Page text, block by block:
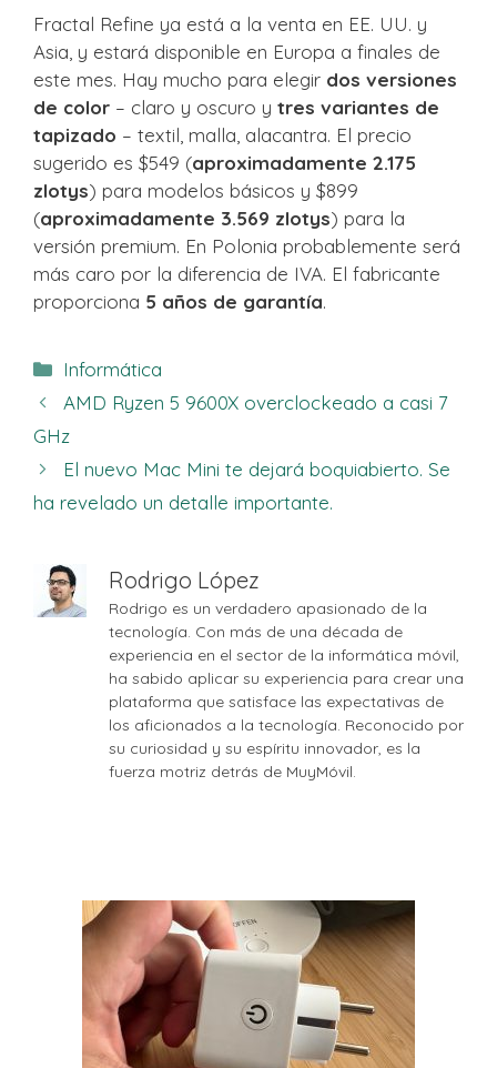
Fractal Refine ya está a la venta en EE. UU. y
Asia, y estará disponible en Europa a finales de
este mes. Hay mucho para elegir dos versiones
de color – claro y oscuro y tres variantes de
tapizado – textil, malla, alacantra. El precio
sugerido es $549 (aproximadamente 2.175
zlotys) para modelos básicos y $899
(aproximadamente 3.569 zlotys) para la
versión premium. En Polonia probablemente será
más caro por la diferencia de IVA. El fabricante
proporciona 5 años de garantía.
Categorías
Informática
AMD Ryzen 5 9600X overclockeado a casi 7
GHz
El nuevo Mac Mini te dejará boquiabierto. Se
ha revelado un detalle importante.
Rodrigo López
Rodrigo es un verdadero apasionado de la
tecnología. Con más de una década de
experiencia en el sector de la informática móvil,
ha sabido aplicar su experiencia para crear una
plataforma que satisface las expectativas de
los aficionados a la tecnología. Reconocido por
su curiosidad y su espíritu innovador, es la
fuerza motriz detrás de MuyMóvil.